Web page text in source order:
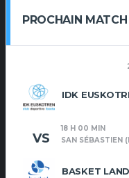
PROCHAIN MATCH
IDK
BASKET
VS
18 H 00 MIN
SAN SÉBASTIEN